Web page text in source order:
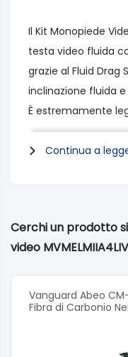
Il Kit Monopiede
testa video fluida
grazie al Fluid
inclinazione fluida
È estremamente
fino a 4 kg.
Il Kit Monopiede
L’intero kit pesa
compatta di 60 cm.
trasportato con
migliore stabilità
Continua a
Cerchi un prodotto
video
Vanguard Abeo
Fibra di Carbonio